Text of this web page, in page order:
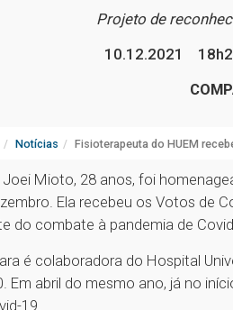
Projeto de
10.12.2021
Notícias Fisioterapeuta do HUEM
Mioto, 28 anos, foi
Ela recebeu os Votos de
do combate à pandemia de
é colaboradora do Hospital
Em abril do mesmo ano, já no
19.